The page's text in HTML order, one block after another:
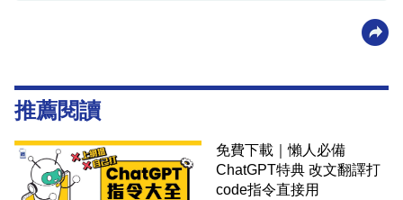
推薦閱讀
免費下載｜懶人必備
ChatGPT特典 改文翻譯打
code指令直接用